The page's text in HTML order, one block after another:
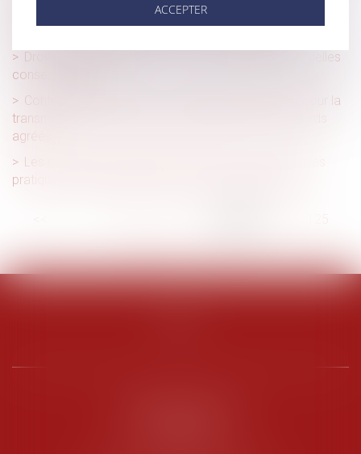
Précisions sur les servitudes pour l’établissement de
canalisations publiques d’eau ou d’assainissement
Droit de préemption urbain et vente immobilière : quelles
conséquences ?
Contribution AGEFIPH : les nouvelles dispositions pour la
transmission des données par l’URSSAF et des accords
agréés
Les conditions d’application du « DMA » encadrant les
pratiques des géants du numérique sont précisées
126 ... > >>
ACCEPTER